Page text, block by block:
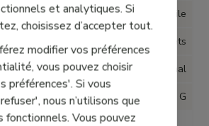
Textile
Lacets
Normal
G
et analytiques. Si
choisissez d’accepter tout.
modifier vos préférences
vous pouvez choisir
préférences'. Si vous
nous n’utilisons que
fonctionnels. Vous pouvez